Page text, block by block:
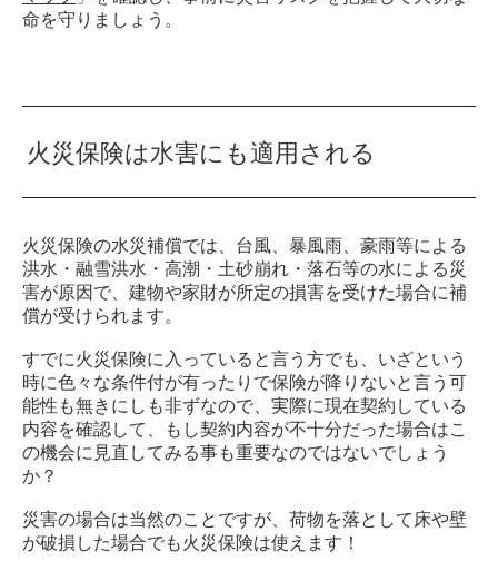
命を守りましょう。
火災保険は水害にも適用される
火災保険の水災補償では、台風、暴風雨、豪雨等による
洪水・融雪洪水・高潮・土砂崩れ・落石等の水による災
害が原因で、建物や家財が所定の損害を受けた場合に補
償が受けられます。
すでに火災保険に入っていると言う方でも、いざという
時に色々な条件付が有ったりで保険が降りないと言う可
能性も無きにしも非ずなので、実際に現在契約している
内容を確認して、もし契約内容が不十分だった場合はこ
の機会に見直してみる事も重要なのではないでしょう
か？
災害の場合は当然のことですが、荷物を落として床や壁
が破損した場合でも火災保険は使えます！